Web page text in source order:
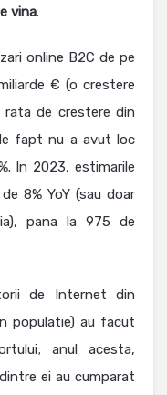
vina.
online B2C de pe
€ (o crestere
de crestere din
fapt nu a avut loc
In 2023, estimarile
8% YoY (sau doar
pana la 975 de
de Internet din
populatie) au facut
anul acesta,
ei au cumparat